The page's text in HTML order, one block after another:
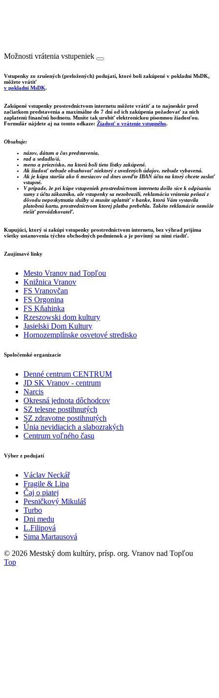
Možnosti vrátenia vstupeniek
Vstupenky zo zrušených (preložených) podujatí, ktoré boli zakúpené v pokladni MsDK,
môžete vrátiť
v pokladni MsDK.
Zakúpené vstupenky prostredníctvom internetu môžete vrátiť a to najneskôr pred
začiatkom predstavenia a maximálne do 7 dní od ich zakúpenia požadovať za nich
zaplatenú finančnú hodnotu. Musíte tak urobiť elektronickou písomnou žiadosťou.
Formulár nájdete aj na tomto odkaze: Žiadosť o vrátenie vstupného.
Obsahuje:
názov, dátum a čas predstavenia,
rad a sedadlo/á,
meno a priezvisko, na ktorú boli tieto lístky zakúpené.
Ak žiadosť nebude obsahovať niektorý z uvedených údajov, nebude vybavená.
Ak je kúpa staršia ako 6 mesiacov od dnes uveďte IBAN účtu na ktorý chcete zaslať
vstupné.
V prípade, že pri kúpe vstupeniek prostredníctvom internetu došlo síce k odpísaniu
sumy z účtu zákazníka, ale vstupenky sa nezobrazili, reklamáciu vrátenia peňazí z
dôvodu neposkytnutia služby si musíte uplatniť v banke, ktorá Vám vystavila
platobnú kartu, prostredníctvom ktorej platba prebehla. Takéto reklamácie nemôže
riešiť prevádzkovateľ.
Kupujúci, ktorý si zakúpi vstupenky prostredníctvom internetu, bez výhrad prijíma
všetky ustanovenia týchto obchodných podmienok a je povinný sa nimi riadiť.
Zaujímavé linky
Mesto Vranov nad Topľou
Knižnica Vranov
FS Vranovčan
FS Orgonina
FS Kňahinka
Rzeszowski dom kultury
Jasielski Dom Kultury
Hornozemplínske osvetové stredisko
Spoločenské organizacie
Denné centrum CENTRUM
JD SK Vranov - centrum
Narcis
Okresná jednota dôchodcov
SZ telesne postihnutých
SZ zdravotne postihnutých
Únia nevidiacich a slabozrakých
Centrum voľného času
Výber z podujatí
Václav Neckář
Fragile & Lipa
Čaj o piatej
Pesničkový Mikuláš
Turbo
Dni medu
L.Filipová
Sima Martausová
© 2026 Mestský dom kultúry, prísp. org. Vranov nad Topľou
Top